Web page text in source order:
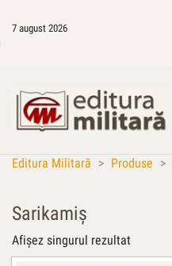
7 august 2026
Editura Militară > Produse >
Sarikamiş
Afișez singurul rezultat